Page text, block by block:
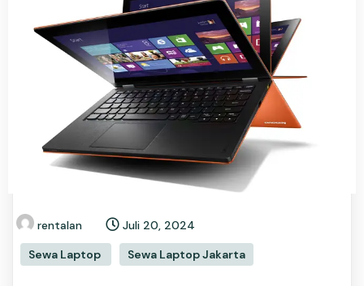
rentalan
Juli 20, 2024
Sewa Laptop
Sewa Laptop Jakarta